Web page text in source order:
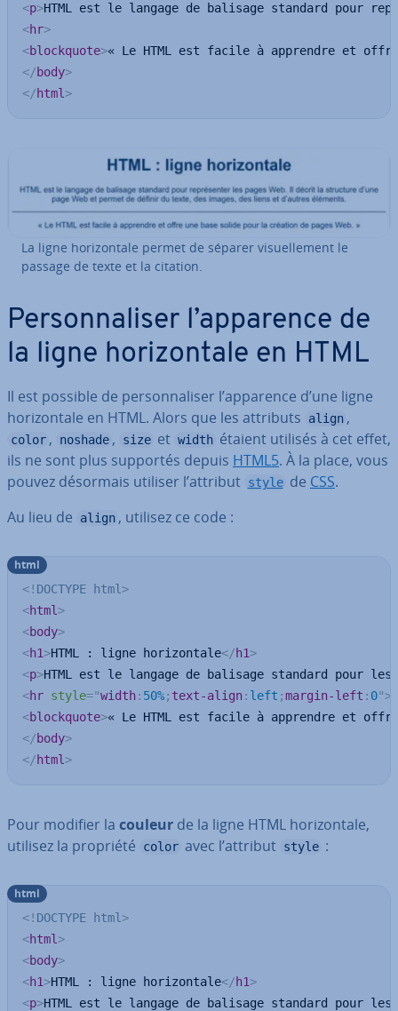
<p>HTML est le langage de balisage standard pour
<hr>
<blockquote>« Le HTML est facile à apprendre et
</body>
</html >
La ligne ho­ri­zon­tale permet de séparer vi­suel­le­ment le
passage de texte et la citation.
Per­son­na­li­ser l’apparence de
la ligne ho­ri­zon­tale en HTML
Il est possible de per­son­na­li­ser l’apparence d’une ligne
ho­ri­zon­tale en HTML. Alors que les attributs
align ,
color , noshade , size et width étaient utilisés à cet effet,
ils ne sont plus supportés depuis HTML5. À la place, vous
pouvez désormais utiliser l’attribut style de CSS.
Au lieu de
align , utilisez ce code :
<! DOCTYPE html >
<html >
<body>
<h1>HTML : ligne horizontale</h1>
<p>HTML est le langage de balisage standard pour
<hr style="width: 50%; text-align: left ;margin-left : 0">
<blockquote>« Le HTML est facile à apprendre et
</body>
</html >
html
Pour modifier la couleur de la ligne HTML ho­ri­zon­tale,
utilisez la propriété
color avec l’attribut style :
<! DOCTYPE html >
<html >
<body>
<h1>HTML : ligne horizontale</h1>
<p>HTML est le langage de balisage standard pour
html